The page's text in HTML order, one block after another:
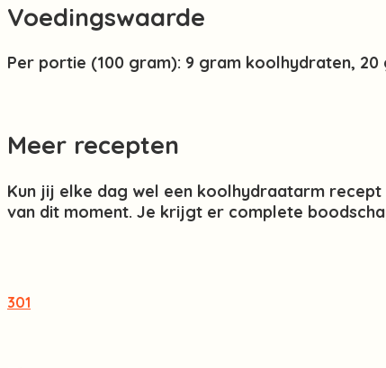
Voedingswaarde
Per portie (100 gram): 9 gram koolhydraten,
Meer recepten
Kun jij elke dag wel een koolhydraatarm
van dit moment. Je krijgt er complete
301